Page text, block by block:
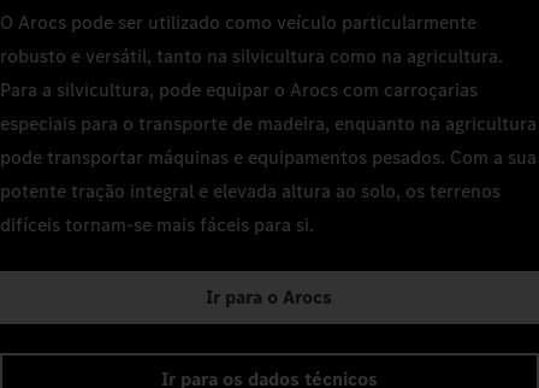
O Arocs pode ser utilizado como veículo particularmente
robusto e versátil, tanto na silvicultura como na agricultura.
Para a silvicultura, pode equipar o Arocs com carroçarias
especiais para o transporte de madeira, enquanto na agricultura
pode transportar máquinas e equipamentos pesados. Com a sua
potente tração integral e elevada altura ao solo, os terrenos
difíceis tornam-se mais fáceis para si.
Ir para o Arocs
Ir para os dados técnicos